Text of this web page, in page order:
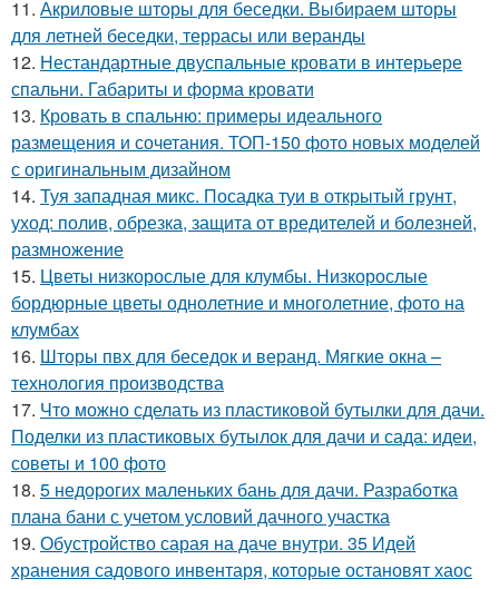
11. Акриловые шторы для беседки. Выбираем шторы
для летней беседки, террасы или веранды
12. Нестандартные двуспальные кровати в интерьере
спальни. Габариты и форма кровати
13. Кровать в спальню: примеры идеального
размещения и сочетания. ТОП-150 фото новых моделей
с оригинальным дизайном
14. Туя западная микс. Посадка туи в открытый грунт,
уход: полив, обрезка, защита от вредителей и болезней,
размножение
15. Цветы низкорослые для клумбы. Низкорослые
бордюрные цветы однолетние и многолетние, фото на
клумбах
16. Шторы пвх для беседок и веранд. Мягкие окна –
технология производства
17. Что можно сделать из пластиковой бутылки для дачи.
Поделки из пластиковых бутылок для дачи и сада: идеи,
советы и 100 фото
18. 5 недорогих маленьких бань для дачи. Разработка
плана бани с учетом условий дачного участка
19. Обустройство сарая на даче внутри. 35 Идей
хранения садового инвентаря, которые остановят хаос